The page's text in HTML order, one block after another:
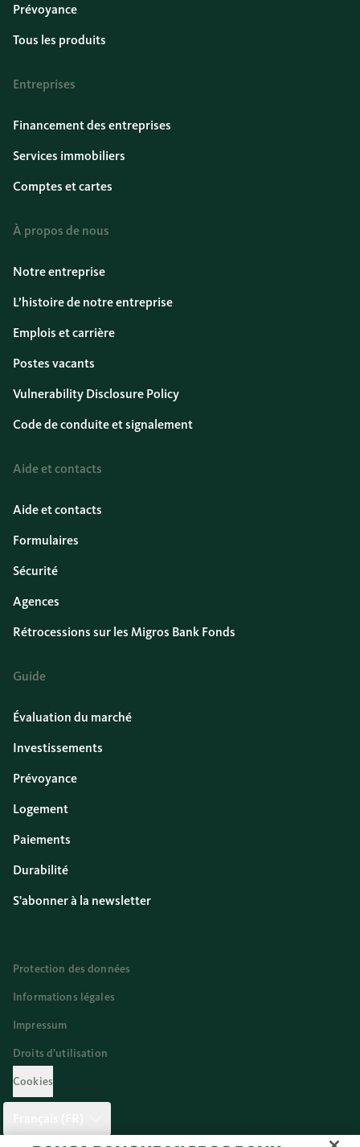
Prévoyance
Tous les produits
Entreprises
Financement des entreprises
Services immobiliers
Comptes et cartes
À propos de nous
Notre entreprise
L’histoire de notre entreprise
Emplois et carrière
Postes vacants
Vulnerability Disclosure Policy
Code de conduite et signalement
Aide et contacts
Aide et contacts
Formulaires
Sécurité
Agences
Rétrocessions sur les Migros Bank Fonds
Guide
Évaluation du marché
Investissements
Prévoyance
Logement
Paiements
Durabilité
S'abonner à la newsletter
Protection des données
Informations légales
Impressum
Droits d’utilisation
Cookies